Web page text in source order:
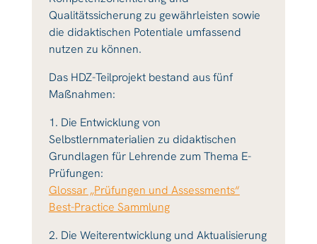
Qualitätssicherung zu gewährleisten sowie
die didaktischen Potentiale umfassend
nutzen zu können.
Das HDZ-Teilprojekt bestand aus fünf
Maßnahmen:
1. Die Entwicklung von
Selbstlernmaterialien zu didaktischen
Grundlagen für Lehrende zum Thema E-
Prüfungen:
Glossar „Prüfungen und Assessments“
Best-Practice Sammlung
2. Die Weiterentwicklung und Aktualisierung